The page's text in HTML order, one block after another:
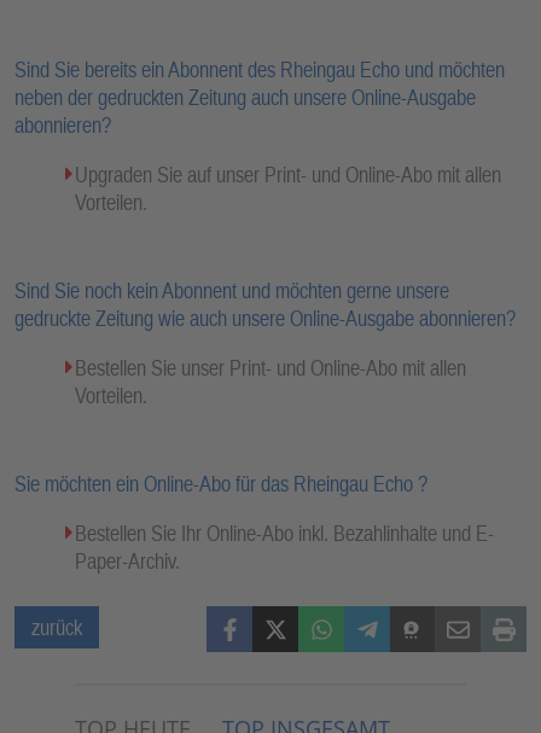
Sind Sie bereits ein Abonnent des Rheingau Echo und möchten
neben der gedruckten Zeitung auch unsere Online-Ausgabe
abonnieren?
Upgraden Sie auf unser Print- und Online-Abo mit allen
Vorteilen.
Sind Sie noch kein Abonnent und möchten gerne unsere
gedruckte Zeitung wie auch unsere Online-Ausgabe abonnieren?
Bestellen Sie unser Print- und Online-Abo mit allen
Vorteilen.
Sie möchten ein Online-Abo für das Rheingau Echo ?
Bestellen Sie Ihr Online-Abo inkl. Bezahlinhalte und E-
Paper-Archiv.
zurück FacebookX (Twitter)WhatsAppTelegramThreemaMail Print